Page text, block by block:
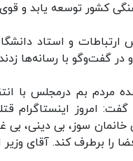
کشور توسعه یابد و
ارتباطات و استاد
گفت‌وگو با رسانه‌ها
مردم بم درمجلس با
امروز اینستاگرام
سوز، بی دینی، بی
را برطرف کند. آقای